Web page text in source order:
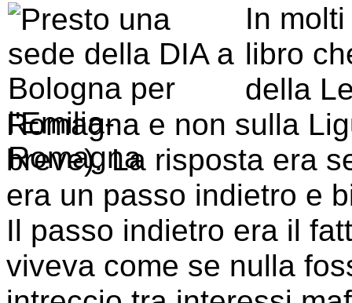
In
libro
della
Romagna e non sulla
breve). La risposta era
era un passo indietro e
Il passo indietro era il
viveva come se nulla